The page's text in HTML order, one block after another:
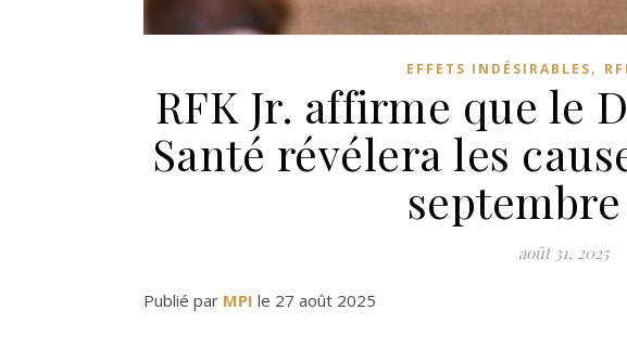
EFFETS INDÉSIRABLES,
RFK Jr. affirme que le
Santé révélera les
septembre
août 31, 2025
Publié par MPI le 27 août 2025